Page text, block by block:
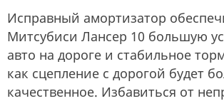
Исправный амортизатор
Митсубиси Лансер 10 большую
авто на дороге и стабильное
как сцепление с дорогой будет
качественное. Избавиться от